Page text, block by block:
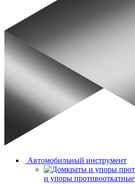
Автомобильный инструмент
и упоры противооткатные